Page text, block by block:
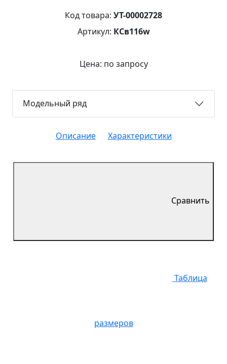
Код товара: УТ-00002728
Артикул: КСв116w
Цена: по запросу
Модельный ряд
Описание Характеристики
Сравнить
Таблица
размеров